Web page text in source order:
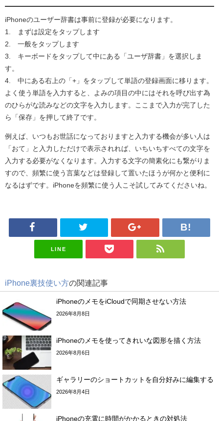
iPhoneのユーザー辞書は事前に登録が必要になります。
1. まずは設定をタップします
2. 一般をタップします
3. キーボードをタップして中にある「ユーザ辞書」を選択しま
す。
4. 中にある右上の「+」をタップして単語の登録画面に移ります。
よく使う単語を入力すると、よみの項目の中にはそれを呼び出す為
のひらがな読みなどの文字を入力します。ここまで入力が完了した
ら「保存」を押して終了です。
例えば、いつもお世話になっておりますと入力する機会が多い人は
「おて」と入力しただけで表示されれば、いちいちすべての文字を
入力する必要がなくなります。入力する文字の簡素化にも繋がりま
すので、頻繁に使う言葉などは登録して置いたほうが何かと便利に
なるはずです。iPhoneを頻繁に使う人こそ試してみてくださいね。
LINE
iPhone裏技使い方の関連記事
iPhoneのメモをiCloudで同期させない方法
2026年8月8日
iPhoneのメモを使ってきれいな図形を描く方法
2026年8月6日
ギャラリーのショートカットを自分好みに編集する
2026年8月4日
iPhoneの充電に時間がかかるときの対処法